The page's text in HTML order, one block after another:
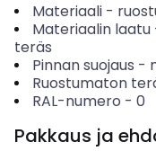
Materiaali-
Materiaalin laatu
teräs
Pinnan suojaus -
Ruostumaton
RAL-numero - 0
Pakkaus ja